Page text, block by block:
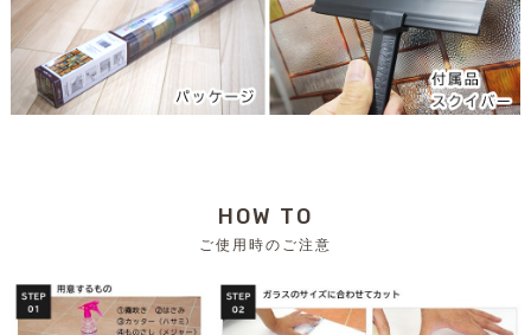
HOW TO
ご使用時のご注意